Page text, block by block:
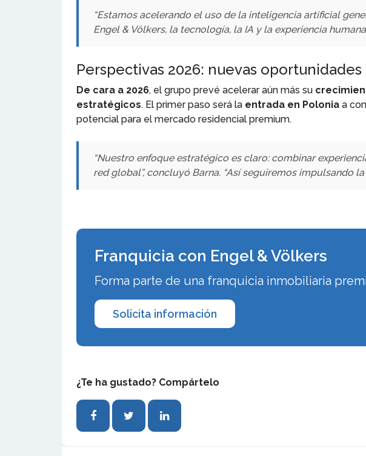
“Estamos acelerando el uso de la inteligencia artificial
Engel & Völkers, la tecnología, la IA y la experiencia
Perspectivas 2026: nuevas
De cara a 2026, el grupo prevé acelerar aún más su
estratégicos. El primer paso será la entrada en Polonia a
potencial para el mercado residencial premium.
“Nuestro enfoque estratégico es claro: combinar
red global”, concluyó Barna. “Así seguiremos impulsando
Franquicia con Engel & Völkers
Forma parte de una franquicia inmobiliaria
Solicita información
¿Te ha gustado? Compártelo